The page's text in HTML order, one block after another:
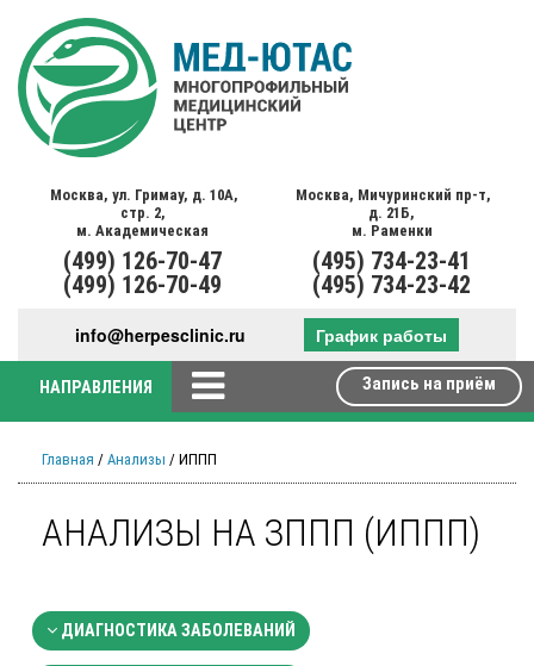
Москва, ул. Гримау, д. 10А,
стр. 2,
м. Академическая
(499) 126-70-47
(499) 126-70-49
Москва, Мичуринский пр-т,
д. 21Б,
м. Раменки
(495) 734-23-41
(495) 734-23-42
info@herpesclinic.ru График работы
НАПРАВЛЕНИЯ Запись на приём
Главная / Анализы / ИППП
АНАЛИЗЫ НА ЗППП (ИППП)
ДИАГНОСТИКА ЗАБОЛЕВАНИЙ